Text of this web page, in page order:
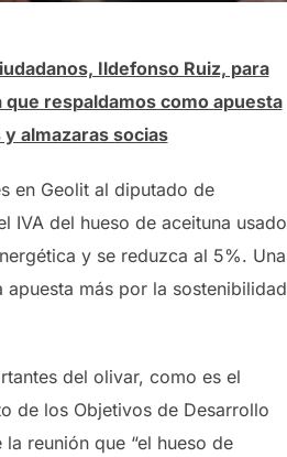
Ildefonso Ruiz, para
respaldamos como apuesta
almazaras socias
en Geolit al diputado de
IVA del hueso de aceituna usado
y se reduzca al 5%. Una
más por la sostenibilidad
del olivar, como es el
de los Objetivos de Desarrollo
reunión que “el hueso de